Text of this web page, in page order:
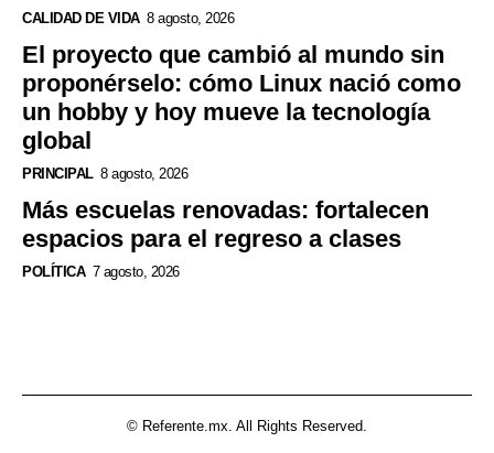
CALIDAD DE VIDA 8 agosto, 2026
El proyecto que cambió al mundo sin
proponérselo: cómo Linux nació como
un hobby y hoy mueve la tecnología
global
PRINCIPAL 8 agosto, 2026
Más escuelas renovadas: fortalecen
espacios para el regreso a clases
POLÍTICA 7 agosto, 2026
© Referente.mx. All Rights Reserved.